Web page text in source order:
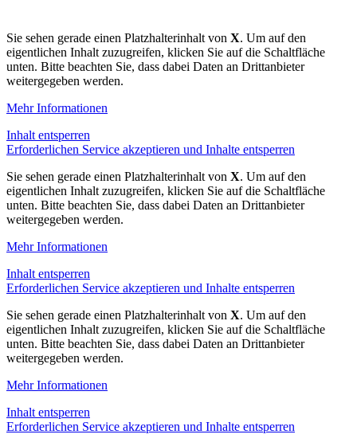
Sie sehen gerade einen Platzhalterinhalt von X. Um auf den
eigentlichen Inhalt zuzugreifen, klicken Sie auf die Schaltfläche
unten. Bitte beachten Sie, dass dabei Daten an Drittanbieter
weitergegeben werden.
Mehr Informationen
Inhalt entsperren
Erforderlichen Service akzeptieren und Inhalte entsperren
Sie sehen gerade einen Platzhalterinhalt von X. Um auf den
eigentlichen Inhalt zuzugreifen, klicken Sie auf die Schaltfläche
unten. Bitte beachten Sie, dass dabei Daten an Drittanbieter
weitergegeben werden.
Mehr Informationen
Inhalt entsperren
Erforderlichen Service akzeptieren und Inhalte entsperren
Sie sehen gerade einen Platzhalterinhalt von X. Um auf den
eigentlichen Inhalt zuzugreifen, klicken Sie auf die Schaltfläche
unten. Bitte beachten Sie, dass dabei Daten an Drittanbieter
weitergegeben werden.
Mehr Informationen
Inhalt entsperren
Erforderlichen Service akzeptieren und Inhalte entsperren